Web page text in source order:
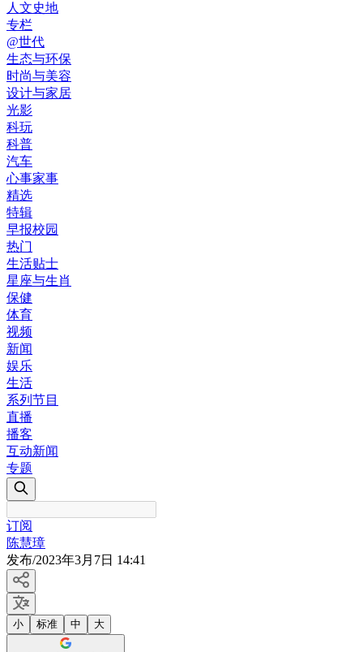
人文史地
专栏
@世代
生态与环保
时尚与美容
设计与家居
光影
科玩
科普
汽车
心事家事
精选
特辑
早报校园
热门
生活贴士
星座与生肖
保健
体育
视频
新闻
娱乐
生活
系列节目
直播
播客
互动新闻
专题
订阅
陈慧璋
发布/2023年3月7日 14:41
小 标准 中 大